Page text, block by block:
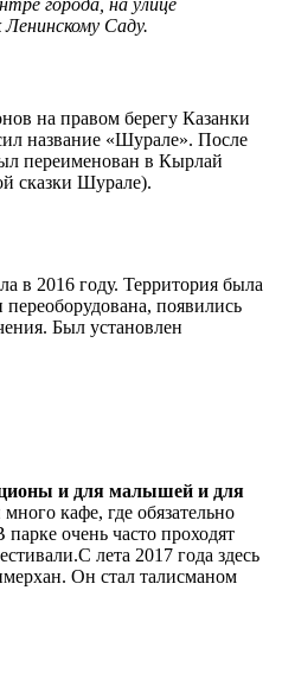
города, на улице
Саду.
на правом берегу Казанки
название «Шурале». После
переименован в Кырлай
сказки Шурале).
в 2016 году. Территория была
появились
Был установлен
и для малышей и для
кафе, где обязательно
очень часто проходят
лета 2017 года здесь
. Он стал талисманом